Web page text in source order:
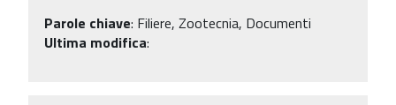
Parole chiave: Filiere, Zootecnia, Documenti
Ultima modifica: